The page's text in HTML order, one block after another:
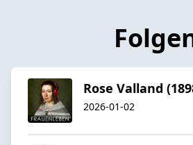
Rose Valland
2026-01-02